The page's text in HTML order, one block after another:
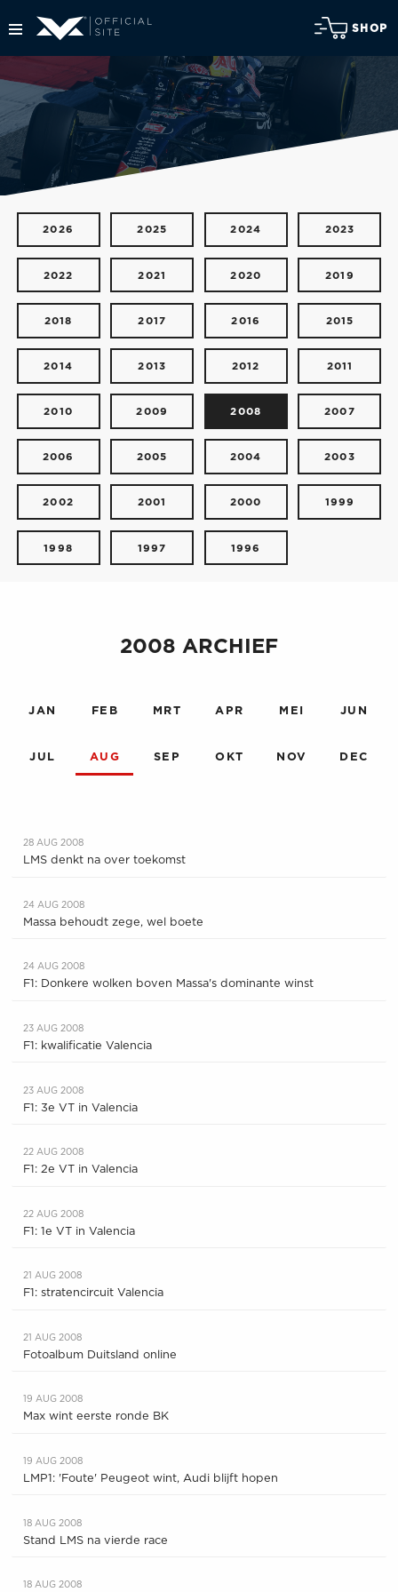
SHOP
2026 2025 2024 2023
2022 2021 2020 2019
2018 2017 2016 2015
2014 2013 2012 2011
2010 2009 2008 2007
2006 2005 2004 2003
2002 2001 2000 1999
1998 1997 1996
2008 ARCHIEF
JAN FEB MRT APR MEI JUN
JUL AUG SEP OKT NOV DEC
28 AUG 2008
LMS denkt na over toekomst
24 AUG 2008
Massa behoudt zege, wel boete
24 AUG 2008
F1: Donkere wolken boven Massa's dominante winst
23 AUG 2008
F1: kwalificatie Valencia
23 AUG 2008
F1: 3e VT in Valencia
22 AUG 2008
F1: 2e VT in Valencia
22 AUG 2008
F1: 1e VT in Valencia
21 AUG 2008
F1: stratencircuit Valencia
21 AUG 2008
Fotoalbum Duitsland online
19 AUG 2008
Max wint eerste ronde BK
19 AUG 2008
LMP1: 'Foute' Peugeot wint, Audi blijft hopen
18 AUG 2008
Stand LMS na vierde race
18 AUG 2008